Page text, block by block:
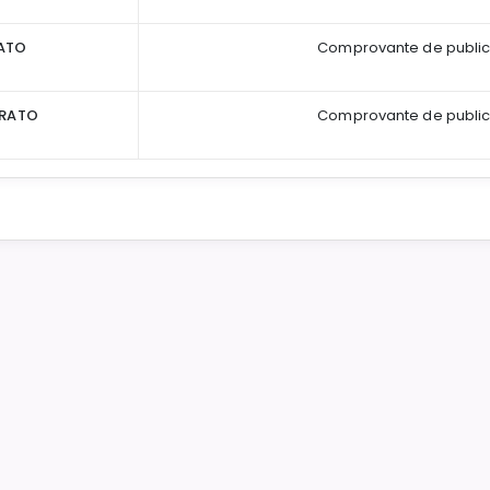
Comprovante de
Comprovante de